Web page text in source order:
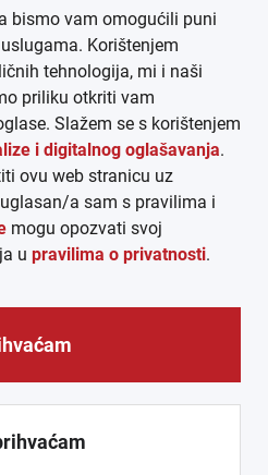
AGB
(PDF)
MEDIJ HRVATA IZVAN
HRVATSKE 2026.
bismo vam omogućili puni
Korištenjem
tehnologija, mi i naši
priliku otkriti vam
Slažem se s korištenjem
i digitalnog oglašavanja.
ovu web stranicu uz
a sam s pravilima i
mogu opozvati svoj
u pravilima o privatnosti.